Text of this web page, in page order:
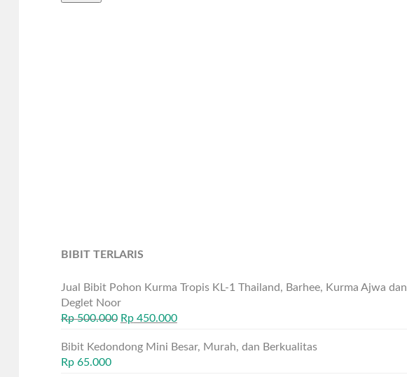
BIBIT TERLARIS
Jual Bibit Pohon Kurma Tropis KL-1 Thailand, Barhee, Kurma Ajwa dan
Deglet Noor
Rp500.000 Rp450.000
Bibit Kedondong Mini Besar, Murah, dan Berkualitas
Rp65.000